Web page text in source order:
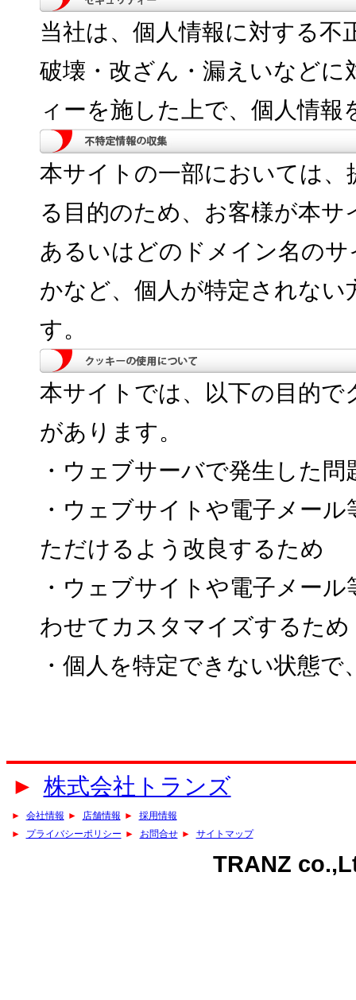
当社は、個人情報に対する
破壊・改ざん・漏えいなど
ィーを施した上で、個人情
本サイトの一部においては
る目的のため、お客様が本
あるいはどのドメイン名の
かなど、個人が特定されな
す。
本サイトでは、以下の目的
があります。
・ウェブサーバで発生した
・ウェブサイトや電子メー
ただけるよう改良するため
・ウェブサイトや電子メー
わせてカスタマイズするため
・個人を特定できない状態
► 株式会社トランズ
► 会社情報 ► 店舗情報 ►
採用情報
►
プライバシーポリシー ► お問合せ ► サイトマップ
TRANZ